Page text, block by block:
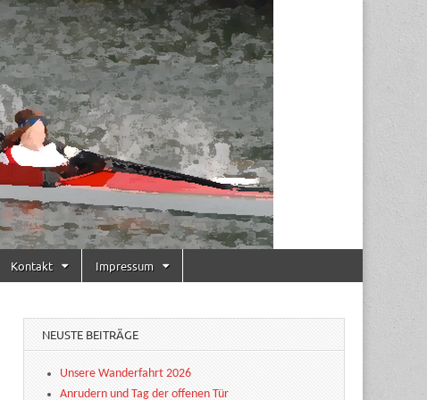
Kontakt Impressum
NEUSTE BEITRÄGE
Unsere Wanderfahrt 2026
Anrudern und Tag der offenen Tür